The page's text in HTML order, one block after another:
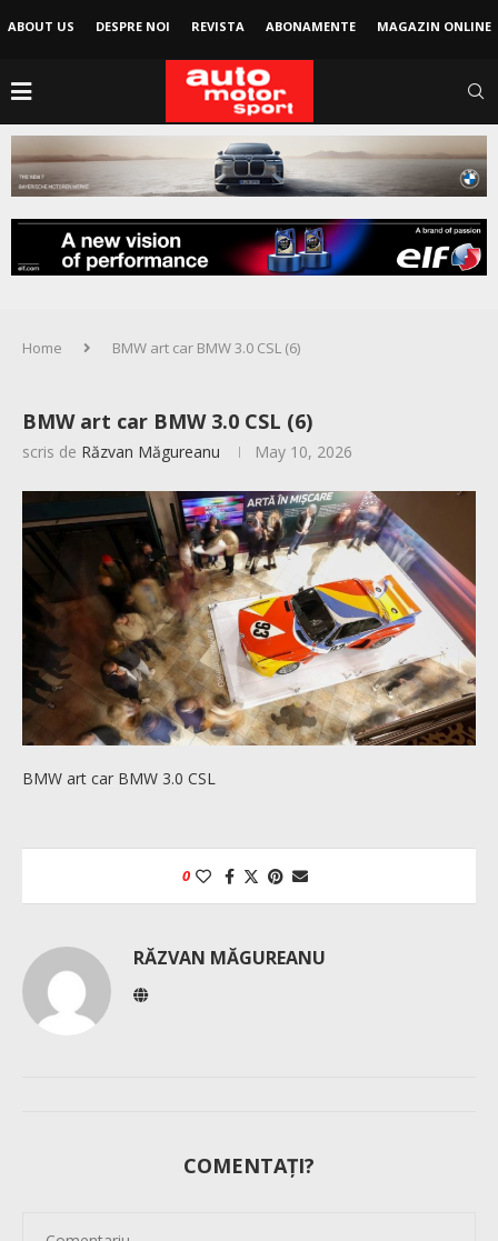
ABOUT US DESPRE NOI REVISTA ABONAMENTE MAGAZIN ONLINE
Home BMW art car BMW 3.0 CSL (6)
BMW art car BMW 3.0 CSL (6)
scris de Răzvan Măgureanu May 10, 2026
BMW art car BMW 3.0 CSL
0
RĂZVAN MĂGUREANU
COMENTAȚI?